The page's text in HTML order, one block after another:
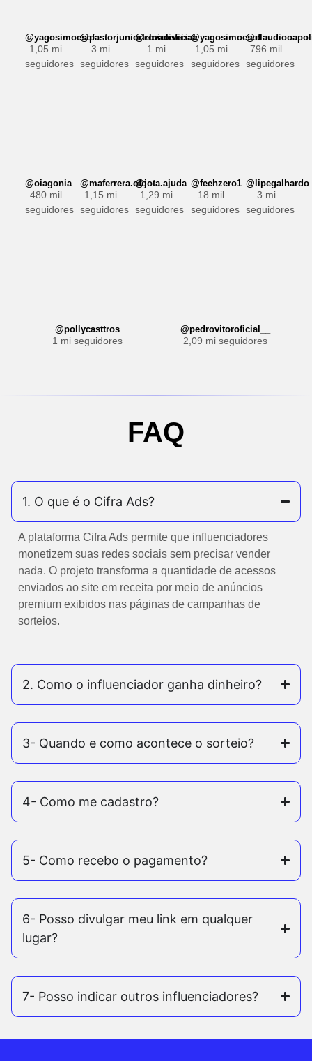
@yagosimoesof
1,05 mi
seguidores
@pastorjuniortrovaooficial
3 mi
seguidores
@eloioliveiraa
1 mi
seguidores
@yagosimoesof
1,05 mi
seguidores
796 mil
seguidores
@oiagonia
480 mil
seguidores
@maferrera.ofc
1,15 mi
seguidores
@jota.ajuda
1,29 mi
seguidores
@feehzero1
18 mil
seguidores
@lipegalhardo
3 mi
seguidores
@pollycasttros
1 mi seguidores
@pedrovitoroficial__
2,09 mi seguidores
FAQ
1. O que é o Cifra Ads?
A plataforma Cifra Ads permite que influenciadores
monetizem suas redes sociais sem precisar vender
nada. O projeto transforma a quantidade de acessos
enviados ao site em receita por meio de anúncios
premium exibidos nas páginas de campanhas de
sorteios.
2. Como o influenciador ganha dinheiro?
3- Quando e como acontece o sorteio?
4- Como me cadastro?
5- Como recebo o pagamento?
6- Posso divulgar meu link em qualquer
lugar?
7- Posso indicar outros influenciadores?